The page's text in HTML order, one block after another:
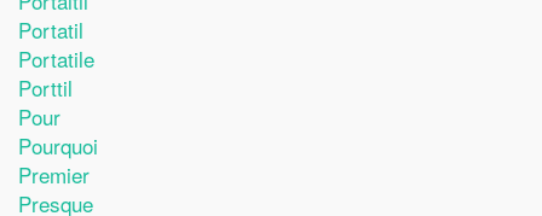
Portatil
Portatile
Porttil
Pour
Pourquoi
Premier
Presque